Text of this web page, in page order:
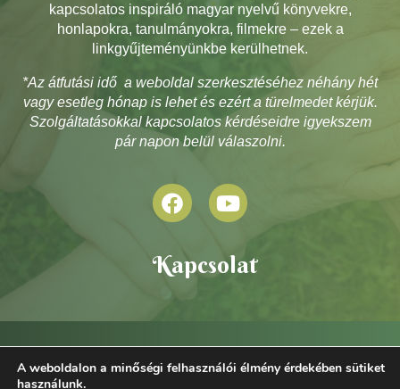
kapcsolatos inspiráló magyar nyelvű könyvekre,
honlapokra, tanulmányokra, filmekre – ezek a
linkgyűjteményünkbe kerülhetnek.
*Az átfutási idő a weboldal szerkesztéséhez néhány hét
vagy esetleg hónap is lehet és ezért a türelmedet kérjük.
Szolgáltatásokkal kapcsolatos kérdéseidre igyekszem
pár napon belül válaszolni.
Kapcsolat
A weboldalon a minőségi felhasználói élmény érdekében sütiket
használunk.